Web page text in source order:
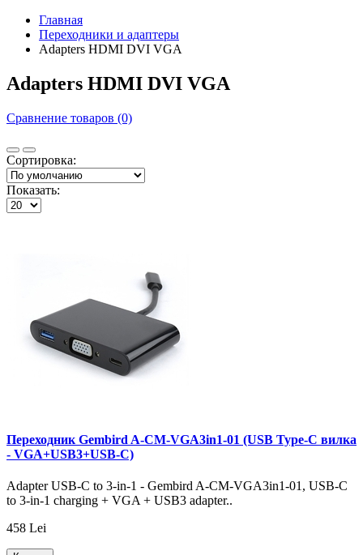
Главная
Переходники и адаптеры
Adapters HDMI DVI VGA
Adapters HDMI DVI VGA
Сравнение товаров (0)
Сортировка:
Показать:
Переходник Gembird A-CM-VGA3in1-01 (USB Type-C вилка
- VGA+USB3+USB-C)
Adapter USB-C to 3-in-1 - Gembird A-CM-VGA3in1-01, USB-C
to 3-in-1 charging + VGA + USB3 adapter..
458 Lei